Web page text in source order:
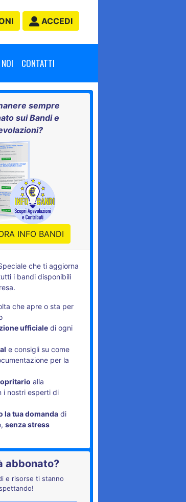
ACCEDI
CONTATTI
sempre
sui Bandi e
INFO BANDI
che ti aggiorna
i bandi disponibili
che apre o sta per
ufficiale di ogni
e consigli su come
per la
alla
i nostri esperti di
la tua domanda di
senza stress
abbonato?
e risorse ti stanno